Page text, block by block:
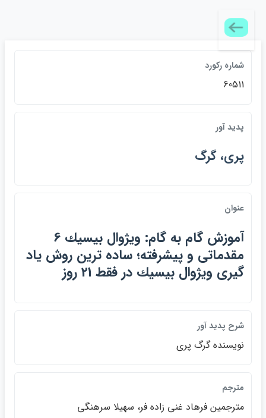
شماره ركورد
60511
پديد آور
پري، گرگ
عنوان
آموزش گام به گام: ويژوال بيسيك 6
مقدماتي و پيشرفته؛ ساده ترين روش ياد
گيري ويژوال بيسيك در فقط 21 روز
شرح پديد آور
نويسنده گرگ پري
مترجم
مترجمين فرهاد غني زاده فر، سهيلا سرهنگي